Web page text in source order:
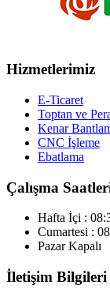
Hizmetlerimiz
E-Ticaret
Toptan ve
Kenar
CNC İşleme
Ebatlama
Çalışma
Hafta İçi :
Cumartesi :
Pazar Kapalı
İletişim Bilgileri